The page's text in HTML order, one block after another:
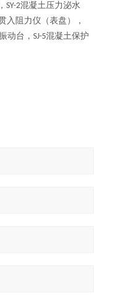
SY-2混凝土压力泌水
入阻力仪（表盘），
动台， SJ-5混凝土保护